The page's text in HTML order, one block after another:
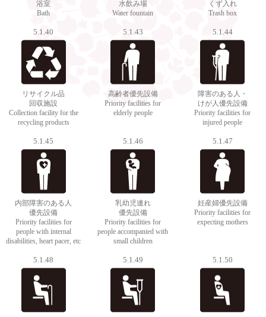
浴室
Bath
水飲み場
Water fountain
くず入れ
Trash box
5.1.40
リサイクル品
回収施設
Collection facility for the
recycling products
5.1.43
高齢者優先設備
Priority facilities for
elderly people
5.1.44
障害のある人・
けが人優先設備
Priority facilities for
injured people
5.1.45
内部障害のある人
優先設備
Priority facilities for
people with internal
disabilities, heart pacer, etc
5.1.46
乳幼児連れ
優先設備
Priority facilities for
people accompanied with
small children
5.1.47
妊産婦優先設備
Priority facilities for
expecting mothers
5.1.48 5.1.49 5.1.50